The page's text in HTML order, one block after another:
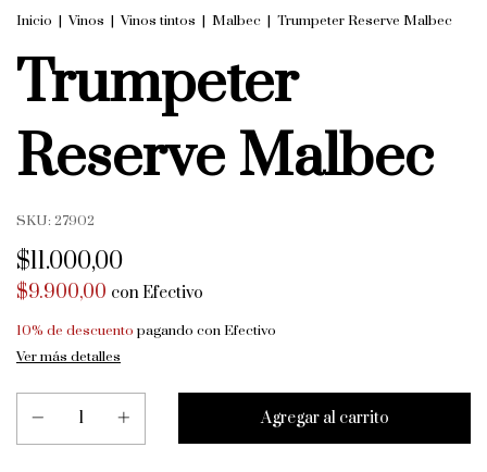
Inicio | Vinos | Vinos tintos | Malbec | Trumpeter Reserve Malbec
Trumpeter
Reserve Malbec
SKU: 27902
$11.000,00
$9.900,00 conEfectivo
10% de descuento pagando con Efectivo
Ver más detalles